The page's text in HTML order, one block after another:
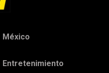
México
Entretenimiento